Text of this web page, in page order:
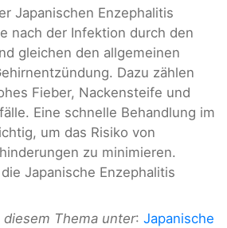
Japanischen Enzephalitis
nach der Infektion durch den
gleichen den allgemeinen
Dazu zählen
Fieber, Nackensteife und
Eine schnelle Behandlung im
um das Risiko von
zu minimieren.
Japanische Enzephalitis
Thema unter: Japanische